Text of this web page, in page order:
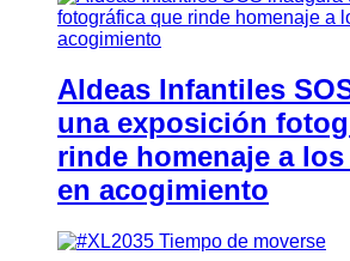
Aldeas Infantiles
una exposición
rinde homenaje a
en acogimiento